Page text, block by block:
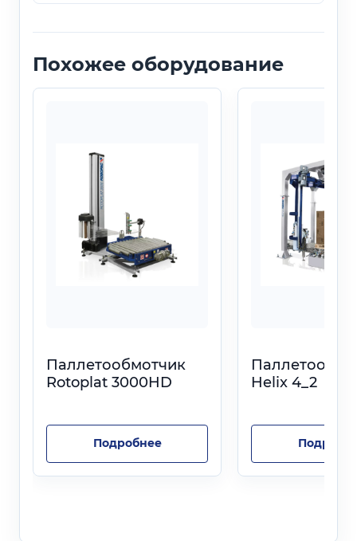
Похожее оборудование
Паллетообмотчик
Rotoplat 3000HD
Подробнее
Helix 4_2